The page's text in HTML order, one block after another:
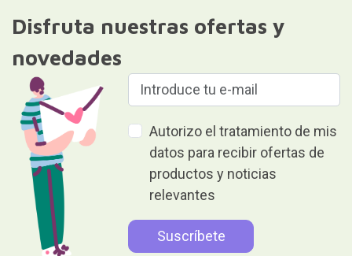
Disfruta nuestras ofertas y
novedades
Autorizo el tratamiento de mis
datos para recibir ofertas de
productos y noticias
relevantes